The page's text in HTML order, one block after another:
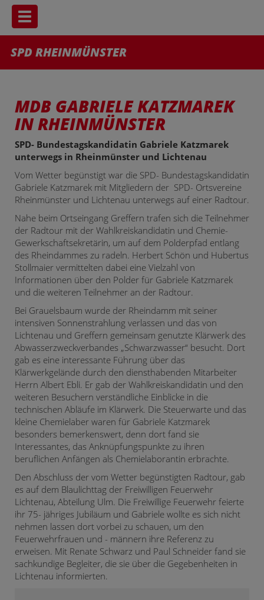
Toggle navigation
SPD RHEINMÜNSTER
MDB GABRIELE KATZMAREK
IN RHEINMÜNSTER
SPD- Bundestagskandidatin Gabriele Katzmarek
unterwegs in Rheinmünster und Lichtenau
Vom Wetter begünstigt war die SPD- Bundestagskandidatin
Gabriele Katzmarek mit Mitgliedern der SPD- Ortsvereine
Rheinmünster und Lichtenau unterwegs auf einer Radtour.
Nahe beim Ortseingang Greffern trafen sich die Teilnehmer
der Radtour mit der Wahlkreiskandidatin und Chemie-
Gewerkschaftsekretärin, um auf dem Polderpfad entlang
des Rheindammes zu radeln. Herbert Schön und Hubertus
Stollmaier vermittelten dabei eine Vielzahl von
Informationen über den Polder für Gabriele Katzmarek
und die weiteren Teilnehmer an der Radtour.
Bei Grauelsbaum wurde der Rheindamm mit seiner
intensiven Sonnenstrahlung verlassen und das von
Lichtenau und Greffern gemeinsam genutzte Klärwerk des
Abwasserzweckverbandes „Schwarzwasser“ besucht. Dort
gab es eine interessante Führung über das
Klärwerkgelände durch den diensthabenden Mitarbeiter
Herrn Albert Ebli. Er gab der Wahlkreiskandidatin und den
weiteren Besuchern verständliche Einblicke in die
technischen Abläufe im Klärwerk. Die Steuerwarte und das
kleine Chemielaber waren für Gabriele Katzmarek
besonders bemerkenswert, denn dort fand sie
Interessantes, das Anknüpfungspunkte zu ihren
beruflichen Anfängen als Chemielaborantin erbrachte.
Den Abschluss der vom Wetter begünstigten Radtour, gab
es auf dem Blaulichttag der Freiwilligen Feuerwehr
Lichtenau, Abteilung Ulm. Die Freiwillige Feuerwehr feierte
ihr 75- jähriges Jubiläum und Gabriele wollte es sich nicht
nehmen lassen dort vorbei zu schauen, um den
Feuerwehrfrauen und - männern ihre Referenz zu
erweisen. Mit Renate Schwarz und Paul Schneider fand sie
sachkundige Begleiter, die sie über die Gegebenheiten in
Lichtenau informierten.